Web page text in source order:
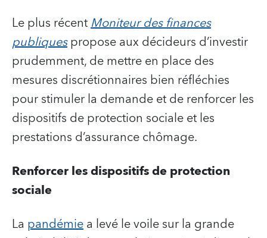
Le plus récentMoniteur des finances
publiquespropose aux décideurs d’investir
prudemment, de mettre en place des
mesures discrétionnaires bien réfléchies
pour stimuler la demande et de renforcer les
dispositifs de protection sociale et les
prestations d’assurance chômage.
Renforcer les dispositifs de protection
sociale
La pandémiea levé le voile sur la grande